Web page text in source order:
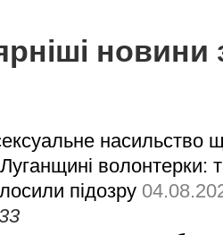
новини
насильство
волонтерки:
підозру